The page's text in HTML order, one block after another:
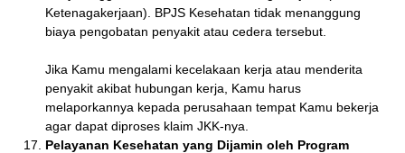
Ketenagakerjaan). BPJS Kesehatan tidak menanggung
biaya pengobatan penyakit atau cedera tersebut.
Jika Kamu mengalami kecelakaan kerja atau menderita
penyakit akibat hubungan kerja, Kamu harus
melaporkannya kepada perusahaan tempat Kamu bekerja
agar dapat diproses klaim JKK-nya.
Pelayanan Kesehatan yang Dijamin oleh Program